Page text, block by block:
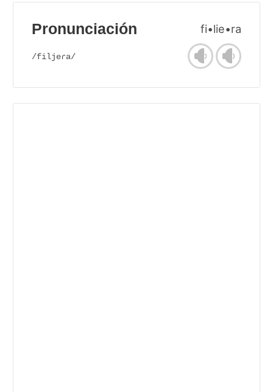
Pronunciación fi•lie•ra
/filjeɾa/